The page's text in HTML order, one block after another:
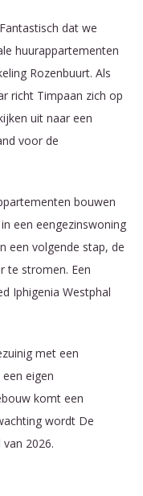
dat we
huurappartementen
Rozenbuurt. Als
richt Timpaan zich op
uit naar een
voor de
bouwen
een eengezinswoning
een volgende stap, de
te stromen. Een
Iphigenia Westphal
met een
eigen
komt een
wordt De
2026.